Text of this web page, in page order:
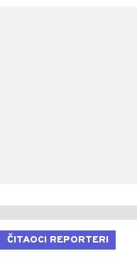
ČITAOCI REPORTERI